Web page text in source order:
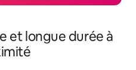
et longue durée à